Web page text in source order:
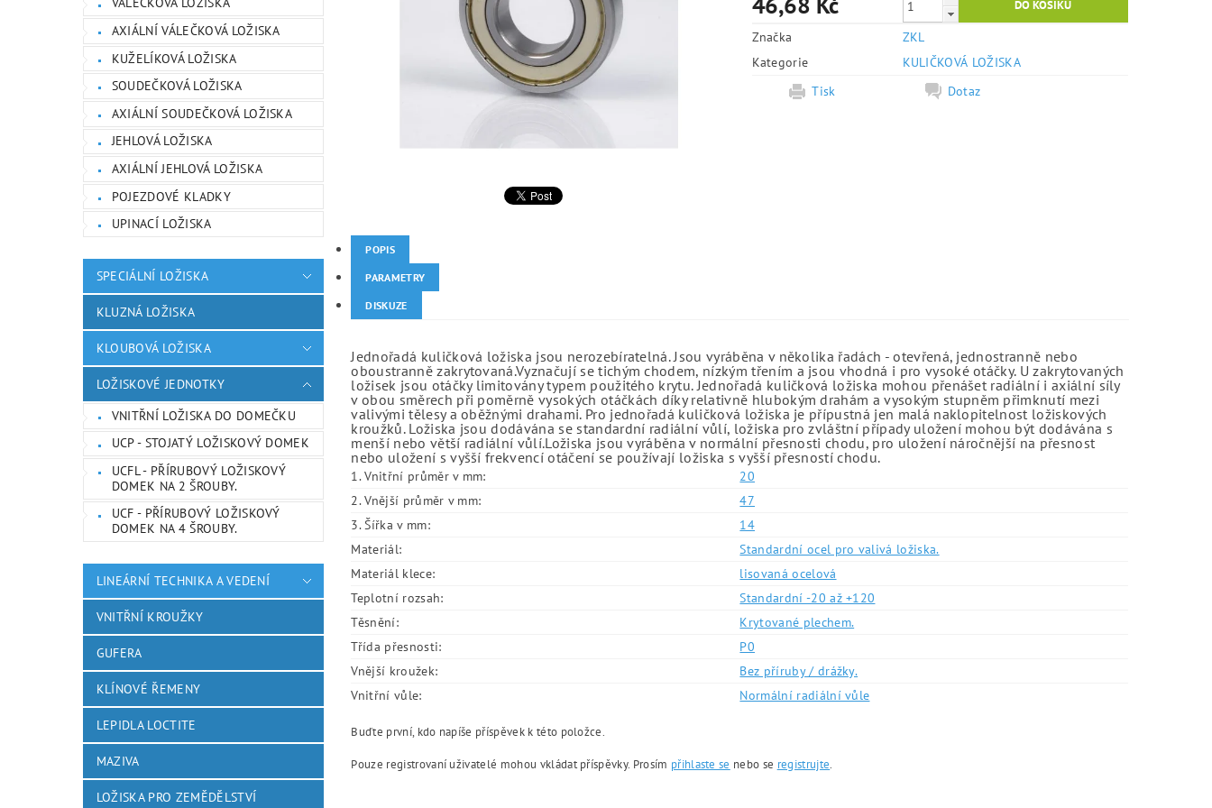
AXIÁLNÍ VÁLEČKOVÁ LOŽISKA
KUŽELÍKOVÁ LOŽISKA
SOUDEČKOVÁ LOŽISKA
AXIÁLNÍ SOUDEČKOVÁ LOŽISKA
JEHLOVÁ LOŽISKA
AXIÁLNÍ JEHLOVÁ LOŽISKA
POJEZDOVÉ KLADKY
UPINACÍ LOŽISKA
SPECIÁLNÍ LOŽISKA
KLUZNÁ LOŽISKA
KLOUBOVÁ LOŽISKA
LOŽISKOVÉ JEDNOTKY
VNITŘNÍ LOŽISKA DO DOMEČKU
UCP - STOJATÝ LOŽISKOVÝ DOMEK
UCFL - PŘÍRUBOVÝ LOŽISKOVÝ
DOMEK NA 2 ŠROUBY.
UCF - PŘÍRUBOVÝ LOŽISKOVÝ
DOMEK NA 4 ŠROUBY.
LINEÁRNÍ TECHNIKA A VEDENÍ
VNITŘNÍ KROUŽKY
GUFERA
KLÍNOVÉ ŘEMENY
LEPIDLA LOCTITE
MAZIVA
LOŽISKA PRO ZEMĚDĚLSTVÍ
Značka
ZKL
Kategorie
KULIČKOVÁ LOŽISKA
Tisk
Dotaz
POPIS
PARAMETRY
DISKUZE
Jednořadá kuličková ložiska jsou nerozebíratelná. Jsou vyráběna v několika řadách - otevřená, jednostranně nebo
oboustranně zakrytovaná.Vyznačují se tichým chodem, nízkým třením a jsou vhodná i pro vysoké otáčky. U zakrytovaných
ložisek jsou otáčky limitovány typem použitého krytu. Jednořadá kuličková ložiska mohou přenášet radiální i axiální síly
v obou směrech při poměrně vysokých otáčkách díky relativně hlubokým drahám a vysokým stupněm přimknutí mezi
valivými tělesy a oběžnými drahami. Pro jednořadá kuličková ložiska je přípustná jen malá naklopitelnost ložiskových
kroužků. Ložiska jsou dodávána se standardní radiální vůlí, ložiska pro zvláštní případy uložení mohou být dodávána s
menší nebo větší radiální vůlí.Ložiska jsou vyráběna v normální přesnosti chodu, pro uložení náročnější na přesnost
nebo uložení s vyšší frekvencí otáčení se používají ložiska s vyšší přesností chodu.
1. Vnitřní průměr v mm:
20
2. Vnější průměr v mm:
47
3. Šířka v mm:
14
Materiál:
Standardní ocel pro valivá ložiska.
Materiál klece:
lisovaná ocelová
Teplotní rozsah:
Standardní -20 až +120
Těsnění:
Krytované plechem.
Třída přesnosti:
P0
Vnější kroužek:
Bez příruby / drážky.
Vnitřní vůle:
Normální radiální vůle
Buďte první, kdo napíše příspěvek k této položce.
Pouze registrovaní uživatelé mohou vkládat příspěvky. Prosím přihlaste se nebo se registrujte.